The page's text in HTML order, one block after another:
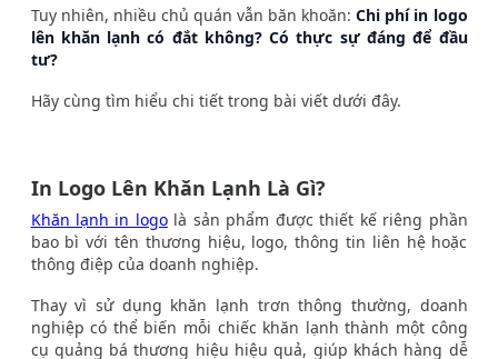
Tuy nhiên, nhiều chủ quán vẫn băn khoăn:Chi phí in logo
lên khăn lạnh có đắt không? Có thực sự đáng để đầu
tư?
Hãy cùng tìm hiểu chi tiết trong bài viết dưới đây.
In Logo Lên Khăn Lạnh Là Gì?
Khăn lạnh in logolà sản phẩm được thiết kế riêng phần
bao bì với tên thương hiệu, logo, thông tin liên hệ hoặc
thông điệp của doanh nghiệp.
Thay vì sử dụng khăn lạnh trơn thông thường, doanh
nghiệp có thể biến mỗi chiếc khăn lạnh thành một công
cụ quảng bá thương hiệu hiệu quả, giúp khách hàng dễ